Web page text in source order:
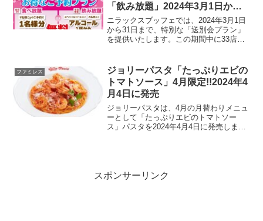
「飲み放題」2024年3月1日から
31日まで
ニラックスブッフェでは、2024年3月1日
から31日まで、特別な「送別会プラン」
を提供いたします。この期間中に33店舗
会や集まりに最適なこのプランでは、お
客様が「1名...
ファミレス
ジョリーパスタ「たっぷりエビの
トマトソース」4月限定!!2024年4
月4日に発売
ジョリーパスタは、4月の月替わりメニュ
ーとして「たっぷりエビのトマトソー
ス」パスタを2024年4月4日に発売しま
スポンサーリンク